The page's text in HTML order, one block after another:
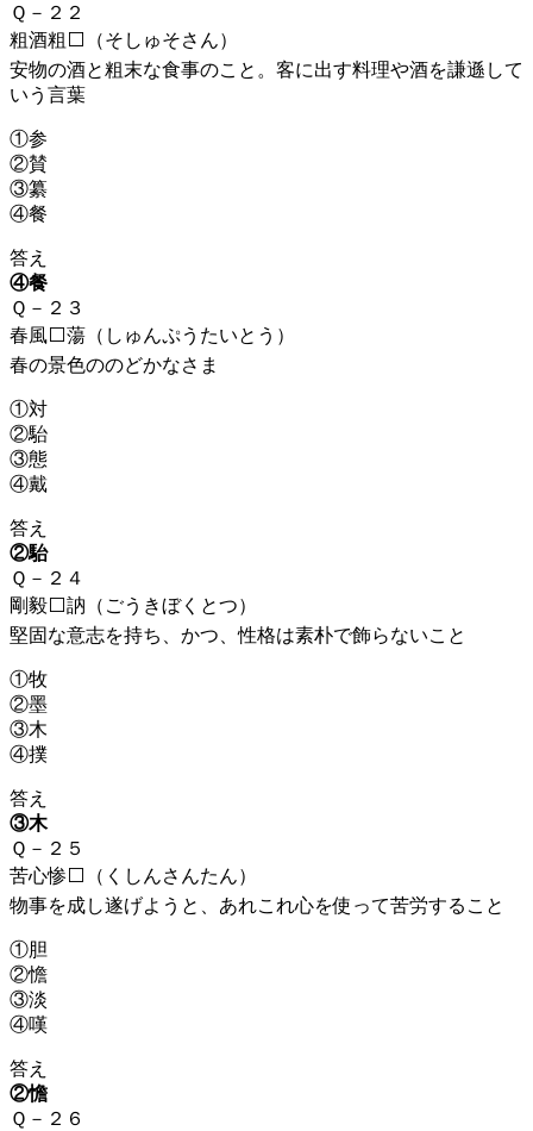
Ｑ－２２
粗酒粗⬜（そしゅそさん）
安物の酒と粗末な食事のこと。客に出す料理や酒を謙遜して
いう言葉
①参
②賛
③纂
④餐
答え
④餐
Ｑ－２３
春風⬜蕩（しゅんぷうたいとう）
春の景色ののどかなさま
①対
②駘
③態
④戴
答え
②駘
Ｑ－２４
剛毅⬜訥（ごうきぼくとつ）
堅固な意志を持ち、かつ、性格は素朴で飾らないこと
①牧
②墨
③木
④撲
答え
③木
Ｑ－２５
苦心惨⬜（くしんさんたん）
物事を成し遂げようと、あれこれ心を使って苦労すること
①胆
②憺
③淡
④嘆
答え
②憺
Ｑ－２６